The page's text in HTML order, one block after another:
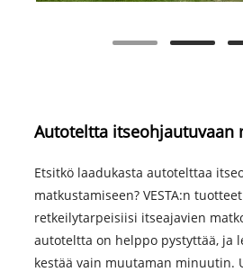
Autoteltta itseohjautuvaan
Etsitkö laadukasta autotelttaa
matkustamiseen? VESTA:n
retkeilytarpeisiisi itseajavien
autoteltta on helppo pystyttää, ja
kestää vain muutaman minuutin.